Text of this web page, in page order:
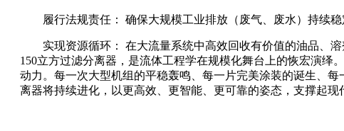
履行法规责任： 确保大规模工业排放（废气、废水）持续
实现资源循环： 在大流量系统中高效回收有价值的油品、溶
150立方过滤分离器，是流体工程学在规模化舞台上的恢宏演
动力。每一次大型机组的平稳轰鸣、每一片完美涂装的诞生、
离器将持续进化，以更高效、更智能、更可靠的姿态，支撑起现